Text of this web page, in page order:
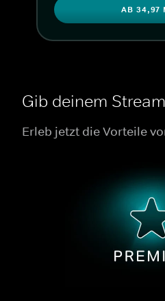
AB 34,97
Gib deinem
Erleb jetzt die Vorteile